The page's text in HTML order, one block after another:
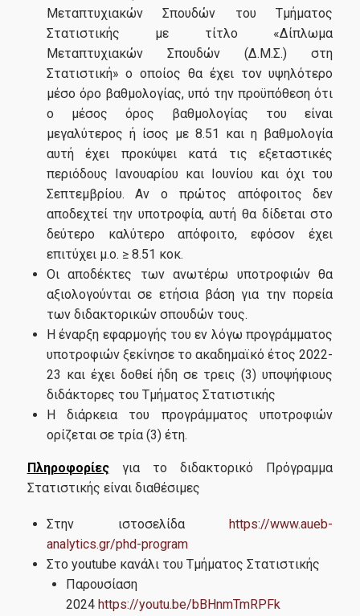
Μεταπτυχιακών Σπουδών του Τμήματος
Στατιστικής με τίτλο «Δίπλωμα
Μεταπτυχιακών Σπουδών (Δ.Μ.Σ.) στη
Στατιστική» ο οποίος θα έχει τον υψηλότερο
μέσο όρο βαθμολογίας, υπό την προϋπόθεση ότι
ο μέσος όρος βαθμολογίας του είναι
μεγαλύτερος ή ίσος με 8.51 και η βαθμολογία
αυτή έχει προκύψει κατά τις εξεταστικές
περιόδους Ιανουαρίου και Ιουνίου και όχι του
Σεπτεμβρίου. Αν ο πρώτος απόφοιτος δεν
αποδεχτεί την υποτροφία, αυτή θα δίδεται στο
δεύτερο καλύτερο απόφοιτο, εφόσον έχει
επιτύχει μ.ο. ≥ 8.51 κοκ.
Οι αποδέκτες των ανωτέρω υποτροφιών θα
αξιολογούνται σε ετήσια βάση για την πορεία
των διδακτορικών σπουδών τους.
Η έναρξη εφαρμογής του εν λόγω προγράμματος
υποτροφιών ξεκίνησε το ακαδημαϊκό έτος 2022-
23 και έχει δοθεί ήδη σε τρεις (3) υποψήφιους
διδάκτορες του Τμήματος Στατιστικής
Η διάρκεια του προγράμματος υποτροφιών
ορίζεται σε τρία (3) έτη.
Πληροφορίεςγια το διδακτορικό Πρόγραμμα
Στατιστικής είναι διαθέσιμες
Στην ιστοσελίδαhttps://www.aueb-
analytics.gr/phd-program
Στο youtube κανάλι του Τμήματος Στατιστικής
Παρουσίαση
2024 https://youtu.be/bBHnmTmRPFk